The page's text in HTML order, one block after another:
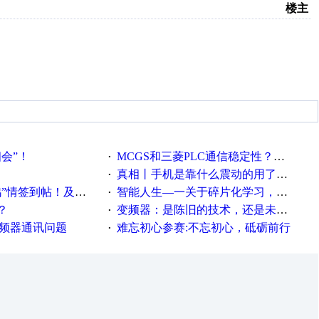
楼主
”！ · MCGS和三菱PLC通信稳定性？？？
· 真相丨手机是靠什么震动的用了这么多年才知道！
时更新在线研讨会预告
·
智能人生—一关于碎片化学习，看这一篇就够了！
· 变频器：是陈旧的技术，还是未来的幕后英雄？
器通讯问题
· 难忘初心参赛:不忘初心，砥砺前行